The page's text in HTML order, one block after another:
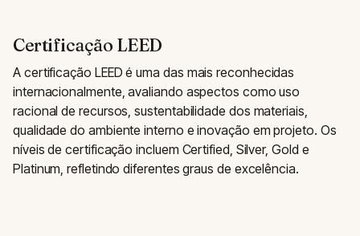
Certificação LEED
A certificação LEED é uma das mais reconhecidas
internacionalmente, avaliando aspectos como uso
racional de recursos, sustentabilidade dos materiais,
qualidade do ambiente interno e inovação em projeto. Os
níveis de certificação incluem Certified, Silver, Gold e
Platinum, refletindo diferentes graus de excelência.